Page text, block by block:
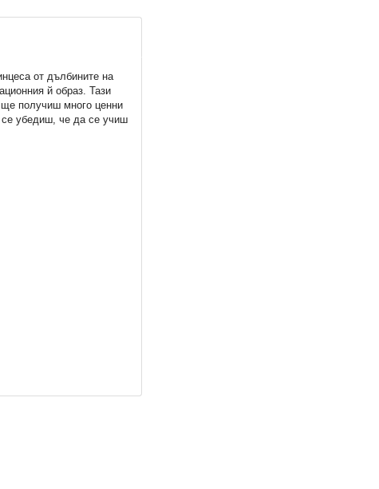
от дълбините на
й образ. Тази
получиш много ценни
се убедиш, че да се учиш